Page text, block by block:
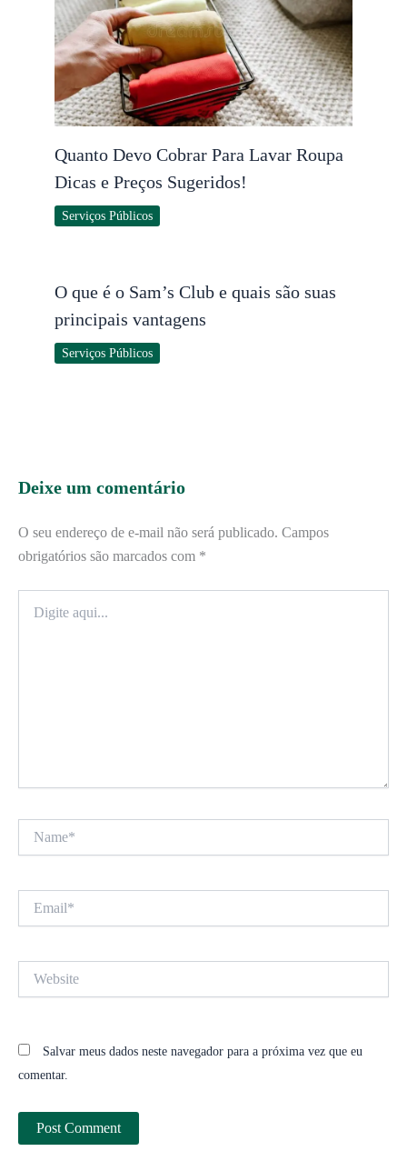
Quanto Devo Cobrar Para Lavar Roupa
Dicas e Preços Sugeridos!
Serviços Públicos
O que é o Sam’s Club e quais são suas
principais vantagens
Serviços Públicos
Deixe um comentário
O seu endereço de e-mail não será publicado. Campos
obrigatórios são marcados com *
aqui...
Salvar meus dados neste navegador para a próxima vez que eu
comentar.